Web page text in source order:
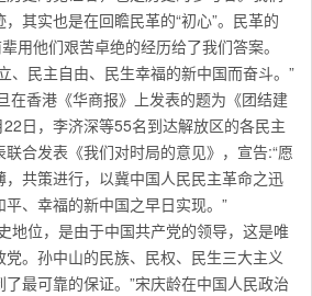
其实也是在回瞻民革的“初心”。民革的
用他们艰苦卓绝的经历给了我们答案。
、民主自由、民生幸福的新中国而奋斗。”
在香港《华商报》上发表的题为《团结建
日，李济深等55名到达解放区的各民主
合发表《我们对时局的意见》，宣告:“愿
共策进行，以冀中国人民民主革命之迅
、幸福的新中国之早日实现。”
地位，是由于中国共产党的领导，这是唯
。孙中山的民族、民权、民生三大主义
最可靠的保证。”宋庆龄在中国人民政治